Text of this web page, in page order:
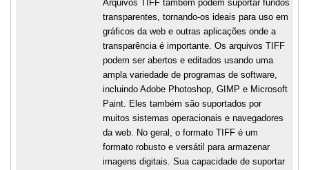
Arquivos TIFF também podem suportar fundos
transparentes, tornando-os ideais para uso em
gráficos da web e outras aplicações onde a
transparência é importante. Os arquivos TIFF
podem ser abertos e editados usando uma
ampla variedade de programas de software,
incluindo Adobe Photoshop, GIMP e Microsoft
Paint. Eles também são suportados por
muitos sistemas operacionais e navegadores
da web. No geral, o formato TIFF é um
formato robusto e versátil para armazenar
imagens digitais. Sua capacidade de suportar